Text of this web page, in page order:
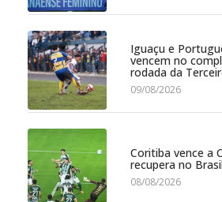
Iguaçu e
vencem no
rodada da
09/08/2026
Coritiba vence a
recupera no
08/08/2026